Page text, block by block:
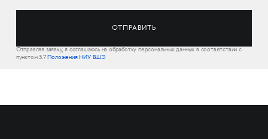
Отправляя заявку, я соглашаюсь на обработку персональных данных в соответствии с
пунктом 3.7Положения НИУ ВШЭ